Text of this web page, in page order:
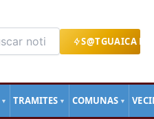
S@TGUAICA
▼ TRAMITES ▼ COMUNAS ▼